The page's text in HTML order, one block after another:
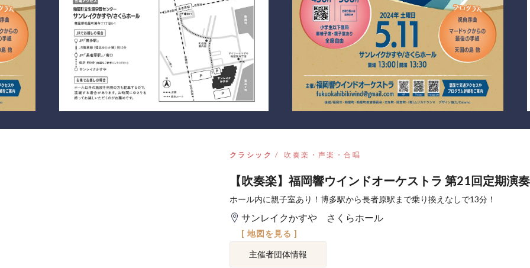
クラシック 吹奏楽・声楽・合唱
【吹奏楽】福岡響ウインドオーケストラ 第21回定期演
ホール内に親子室あり！博多駅から長者原駅まで乗り換えなしで13分！
サンレイクかすや さくらホール
[ 地図を見る ]
主催者団体情報